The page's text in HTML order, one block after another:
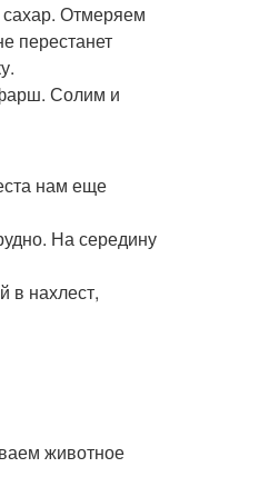
Отмеряем
перестанет
Солим и
нам еще
На середину
в нахлест,
животное